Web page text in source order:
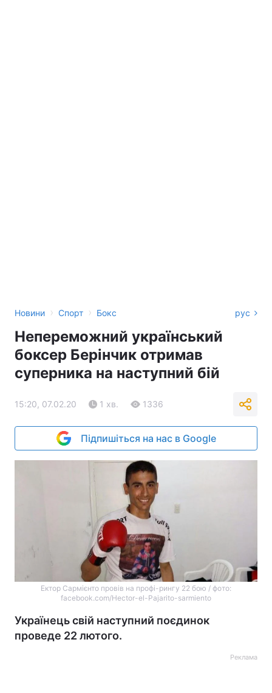
Новини › Спорт › Бокс рус
Непереможний український
боксер Берінчик отримав
суперника на наступний бій
15:20, 07.02.20 1 хв. 1336
Підпишіться на нас в Google
Ектор Сармієнто провів на профі-рингу 22 бою / фото:
facebook.com/Hector-el-Pajarito-sarmiento
Українець свій наступний поєдинок
проведе 22 лютого.
Реклама